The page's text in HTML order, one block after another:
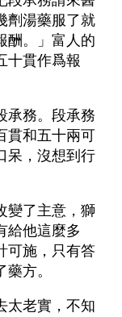
劑湯藥服了就
酬。」富人的
十貫作爲報
承務。段承務
貫和五十兩可
呆，沒想到行
變了主意，獅
給他這麼多
可施，只有答
方。
太老實，不知